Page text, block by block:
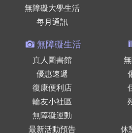
無障礙大學生活
每月通訊
無障礙生活
真人圖書館
優惠速遞
復康便利店
輪友小社區
無障礙運動
最新活動預告
休